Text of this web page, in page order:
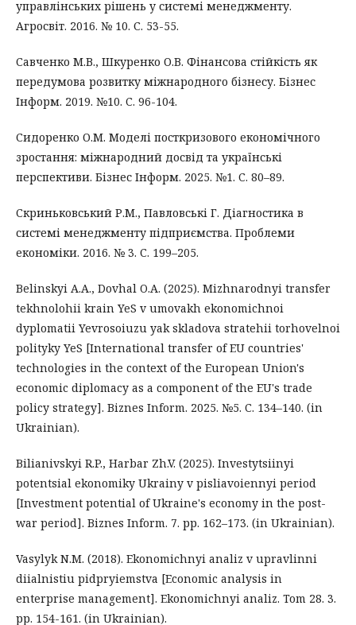
управлінських рішень у системі менеджменту.
Агросвіт. 2016. № 10. С. 53-55.
Савченко М.В., Шкуренко О.В. Фінансова стійкість як
передумова розвитку міжнародного бізнесу. Бізнес
Інформ. 2019. №10. C. 96-104.
Сидоренко О.М. Моделі посткризового економічного
зростання: міжнародний досвід та українські
перспективи. Бізнес Інформ. 2025. №1. C. 80–89.
Скриньковський Р.М., Павловські Г. Діагностика в
системі менеджменту підприємства. Проблеми
економіки. 2016. № 3. С. 199–205.
Belinskyi A.A., Dovhal O.A. (2025). Mizhnarodnyi transfer
tekhnolohii krain YeS v umovakh ekonomichnoi
dyplomatii Yevrosoiuzu yak skladova stratehii torhovelnoi
polityky YeS [International transfer of EU countries'
technologies in the context of the European Union's
economic diplomacy as a component of the EU's trade
policy strategy]. Biznes Inform. 2025. №5. C. 134–140. (in
Ukrainian).
Bilianivskyi R.P., Harbar Zh.V. (2025). Investytsiinyi
potentsial ekonomiky Ukrainy v pisliavoiennyi period
[Investment potential of Ukraine's economy in the post-
war period]. Biznes Inform. 7. рр. 162–173. (in Ukrainian).
Vasylyk N.M. (2018). Ekonomichnyi analiz v upravlinni
diialnistiu pidpryiemstva [Economic analysis in
enterprise management]. Ekonomichnyi analiz. Tom 28. 3.
рр. 154-161. (in Ukrainian).